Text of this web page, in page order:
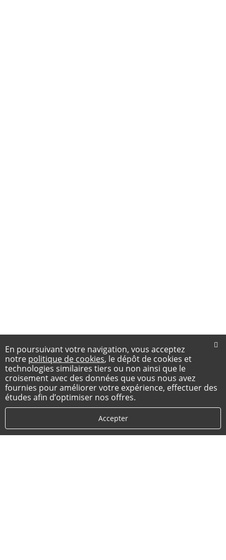
En poursuivant votre navigation, vous acceptez
notre politique de cookies, le dépôt de cookies et
technologies similaires tiers ou non ainsi que le
croisement avec des données que vous nous avez
fournies pour améliorer votre expérience, effectuer des
études afin d’optimiser nos offres.
Accepter